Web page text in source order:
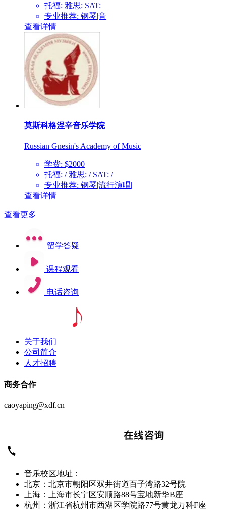
托福: 雅思: SAT:
专业推荐: 钢琴|音
查看详情
莫斯科格涅辛音乐学院
Russian Gnesin's Academy of Music
学费: $2000
托福: / 雅思: / SAT: /
专业推荐: 钢琴|流行演唱|
查看详情
查看更多
留学答疑
课程观看
电话咨询
关于我们
公司简介
人才招聘
商务合作
caoyaping@xdf.cn
音乐校区地址：
北京：北京市朝阳区双井街道百子湾路32号院
上海：上海市长宁区安顺路88号宝地新华B座
杭州：浙江省杭州市西湖区学院路77号黄龙万科F座